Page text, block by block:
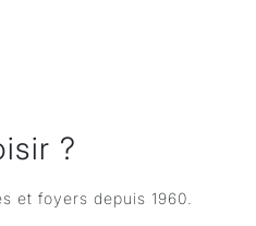
?
et foyers depuis 1960.